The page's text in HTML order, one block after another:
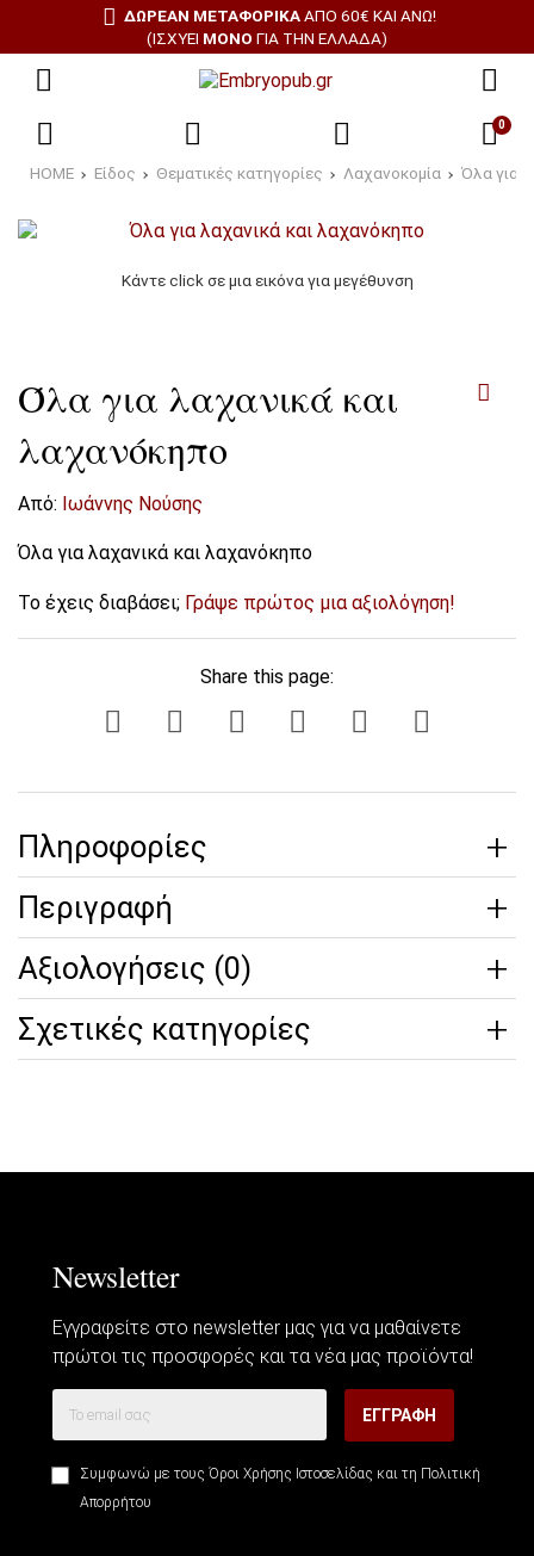
ΔΩΡΕΑΝ ΜΕΤΑΦΟΡΙΚΑΑΠΌ 60€ ΚΑΙ ΆΝΩ!
(ΙΣΧΎΕΙ ΜΌΝΟ ΓΙΑ ΤΗΝ ΕΛΛΆΔΑ)
0
HOME Είδος Θεματικές κατηγορίες Λαχανοκομία Όλα για
Κάντε click σε μια εικόνα για μεγέθυνση
Όλα για λαχανικά και
λαχανόκηπο
Από: Ιωάννης Νούσης
Όλα για λαχανικά και λαχανόκηπο
Το έχεις διαβάσει; Γράψε πρώτος μια αξιολόγηση!
Share this page:
Πληροφορίες
Περιγραφή
Αξιολογήσεις (0)
Σχετικές κατηγορίες
Newsletter
Εγγραφείτε στο newsletter μας για να μαθαίνετε
πρώτοι τις προσφορές και τα νέα μας προϊόντα!
ΕΓΓΡΑΦΉ
Συμφωνώ με τους Όροι Χρήσης Ιστοσελίδας και τη Πολιτική
Απορρήτου